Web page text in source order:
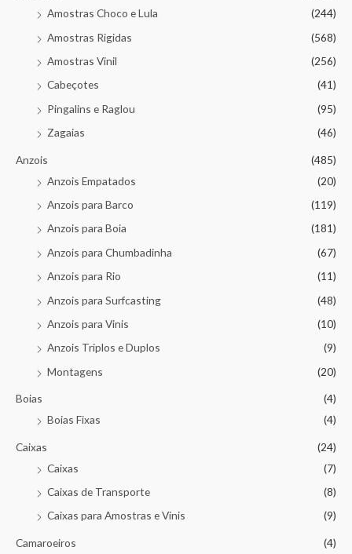
Amostras Choco e Lula
(244)
Amostras Rigidas
(568)
Amostras Vinil
(256)
Cabeçotes
(41)
Pingalins e Raglou
(95)
Zagaias
(46)
Anzois
(485)
Anzois Empatados
(20)
Anzois para Barco
(119)
Anzois para Boia
(181)
Anzois para Chumbadinha
(67)
Anzois para Rio
(11)
Anzois para Surfcasting
(48)
Anzois para Vinis
(10)
Anzois Triplos e Duplos
(9)
Montagens
(20)
Boias
(4)
Boias Fixas
(4)
Caixas
(24)
Caixas
(7)
Caixas de Transporte
(8)
Caixas para Amostras e Vinis
(9)
Camaroeiros (4)